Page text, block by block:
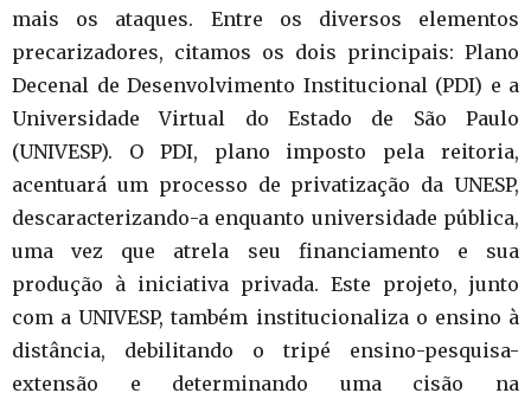
mais os ataques. Entre os diversos elementos
precarizadores, citamos os dois principais: Plano
Decenal de Desenvolvimento Institucional (PDI) e a
Universidade Virtual do Estado de São Paulo
(UNIVESP). O PDI, plano imposto pela reitoria,
acentuará um processo de privatização da UNESP,
descaracterizando-a enquanto universidade pública,
uma vez que atrela seu financiamento e sua
produção à iniciativa privada. Este projeto, junto
com a UNIVESP, também institucionaliza o ensino à
distância, debilitando o tripé ensino-pesquisa-
extensão e determinando uma cisão na